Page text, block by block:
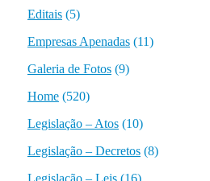
Editais(5)
Empresas Apenadas(11)
Galeria de Fotos(9)
Home(520)
Legislação – Atos(10)
Legislação – Decretos(8)
Legislação – Leis(16)